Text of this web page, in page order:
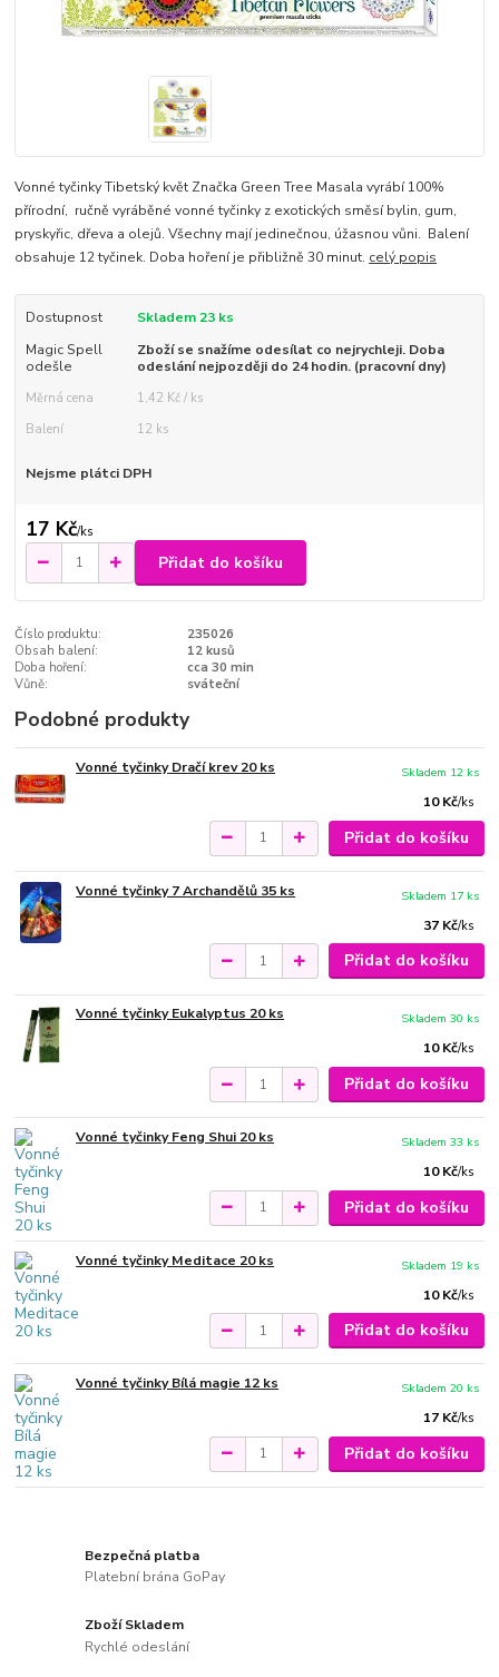
Vonné tyčinky Tibetský květ Značka Green Tree Masala vyrábí 100%
přírodní, ručně vyráběné vonné tyčinky z exotických směsí bylin, gum,
pryskyřic, dřeva a olejů. Všechny mají jedinečnou, úžasnou vůni. Balení
obsahuje 12 tyčinek. Doba hoření je přibližně 30 minut. celý popis
Dostupnost
Skladem 23 ks
Magic Spell
odešle
Zboží se snažíme odesílat co nejrychleji. Doba
odeslání nejpozději do 24 hodin. (pracovní dny)
Měrná cena
1,42 Kč / ks
Balení
12 ks
Nejsme plátci DPH
17 Kč/ks
Přidat do košíku
Číslo produktu:
235026
Obsah balení:
12 kusů
Doba hoření:
cca 30 min
Vůně:
sváteční
Podobné produkty
Vonné tyčinky Dračí krev 20 ks
10 Kč/ks
Skladem 12 ks
Přidat do košíku
Vonné tyčinky 7 Archandělů 35 ks
37 Kč/ks
Skladem 17 ks
Přidat do košíku
Vonné tyčinky Eukalyptus 20 ks
10 Kč/ks
Skladem 30 ks
Přidat do košíku
Vonné tyčinky Feng Shui 20 ks
10 Kč/ks
Skladem 33 ks
Přidat do košíku
Vonné tyčinky Meditace 20 ks
10 Kč/ks
Skladem 19 ks
Přidat do košíku
Vonné tyčinky Bílá magie 12 ks
17 Kč/ks
Skladem 20 ks
Přidat do košíku
Bezpečná platba
Platební brána GoPay
Zboží Skladem
Rychlé odeslání